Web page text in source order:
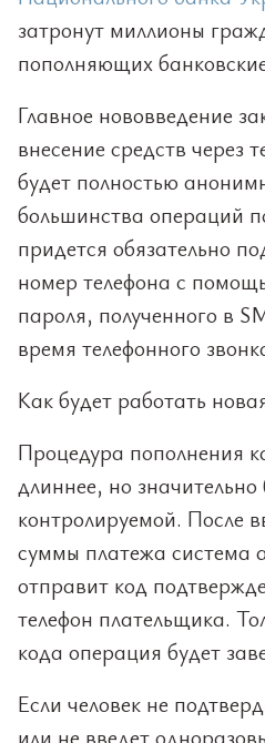
затронут миллионы
пополняющих
Главное нововведение
внесение средств через
будет полностью
большинства операций
придется обязательно
номер телефона с
пароля, полученного в
время телефонного
Как будет работать
Процедура пополнения
длиннее, но значительно
контролируемой. После
суммы платежа система
отправит код
телефон плательщика.
кода операция будет
Если человек не
или не введет